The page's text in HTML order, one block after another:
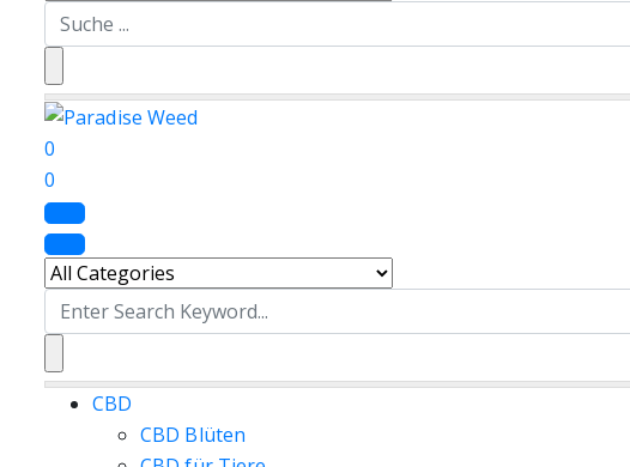
Search
for:
0
0
Search
for:
CBD
CBD Blüten